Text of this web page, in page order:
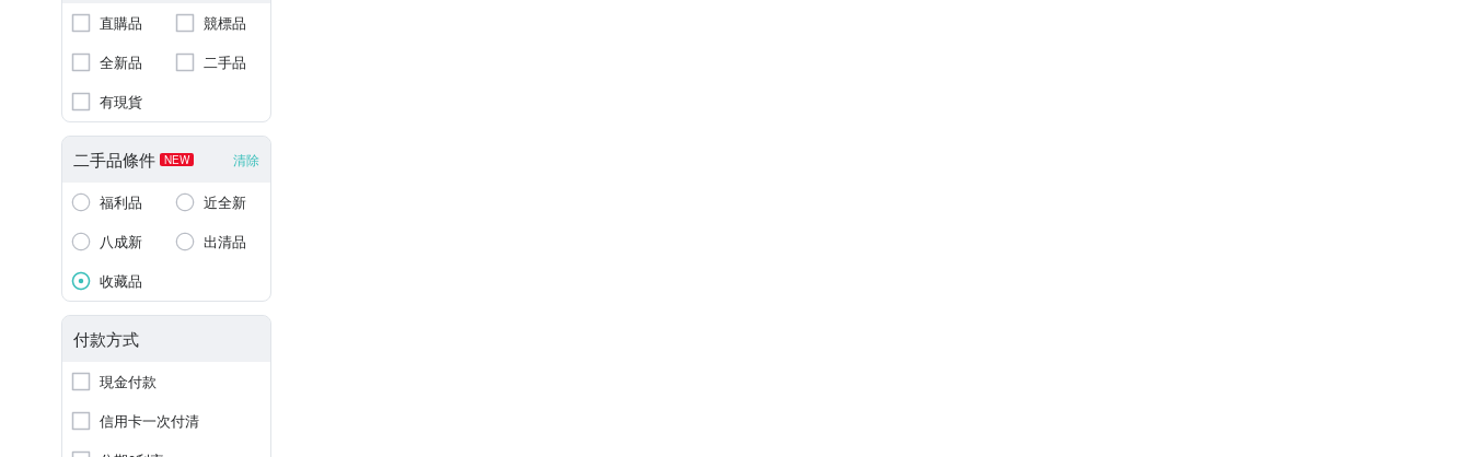
直購品
競標品
全新品
二手品
有現貨
二手品條件 NEW 清除
福利品
近全新
八成新
出清品
收藏品
付款方式
現金付款
信用卡一次付清